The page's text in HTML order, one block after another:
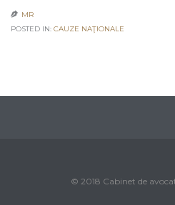
 MR
POSTED IN: CAUZE NAŢIONALE
© 2018 Cabinet de